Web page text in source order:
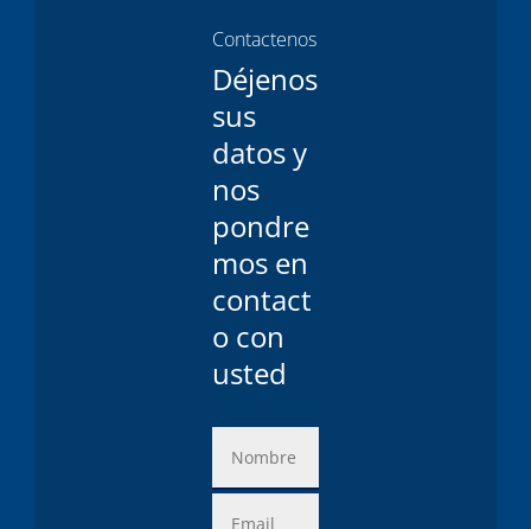
Contactenos
Déjenos
sus
datos y
nos
pondre
mos en
contact
o con
usted